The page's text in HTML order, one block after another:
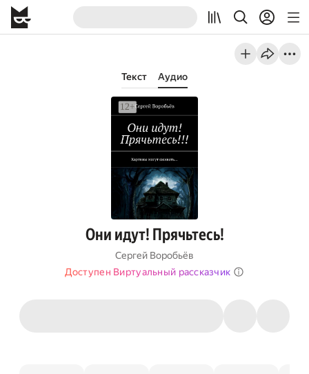
Текст Аудио
Они идут! Прячьтесь!
Сергей Воробьёв
Доступен Виртуальный рассказчик